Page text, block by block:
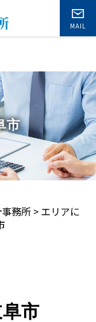
市
務所 > エリアに
市